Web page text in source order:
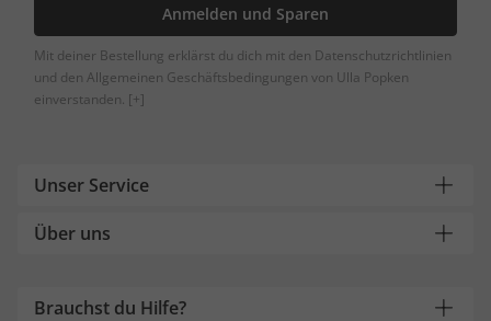
Anmelden und Sparen
Mit deiner Bestellung erklärst du dich mit den Datenschutzrichtlinien
und den Allgemeinen Geschäftsbedingungen von Ulla Popken
einverstanden. [+]
Unser Service
Über uns
Brauchst du Hilfe?